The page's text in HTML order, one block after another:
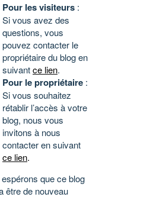
Pour les visiteurs :
Si vous avez des
questions, vous
pouvez contacter le
propriétaire du blog en
suivantce lien.
Pour le propriétaire :
Si vous souhaitez
rétablir l’accès à votre
blog, nous vous
invitons à nous
contacter en suivant
ce lien.
que ce blog
être de nouveau